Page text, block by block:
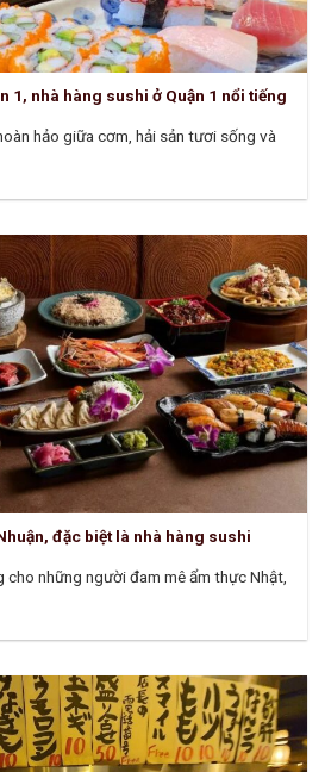
1, nhà hàng sushi ở Quận 1 nổi tiếng
hảo giữa cơm, hải sản tươi sống và
đặc biệt là nhà hàng sushi
cho những người đam mê ẩm thực Nhật,